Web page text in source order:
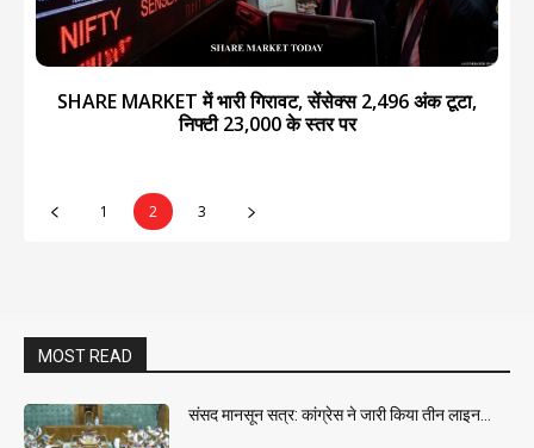
SHARE MARKET में भारी गिरावट, सेंसेक्स 2,496 अंक टूटा,
निफ्टी 23,000 के स्तर पर
1 2 3
MOST READ
संसद मानसून सत्र: कांग्रेस ने जारी किया तीन लाइन...